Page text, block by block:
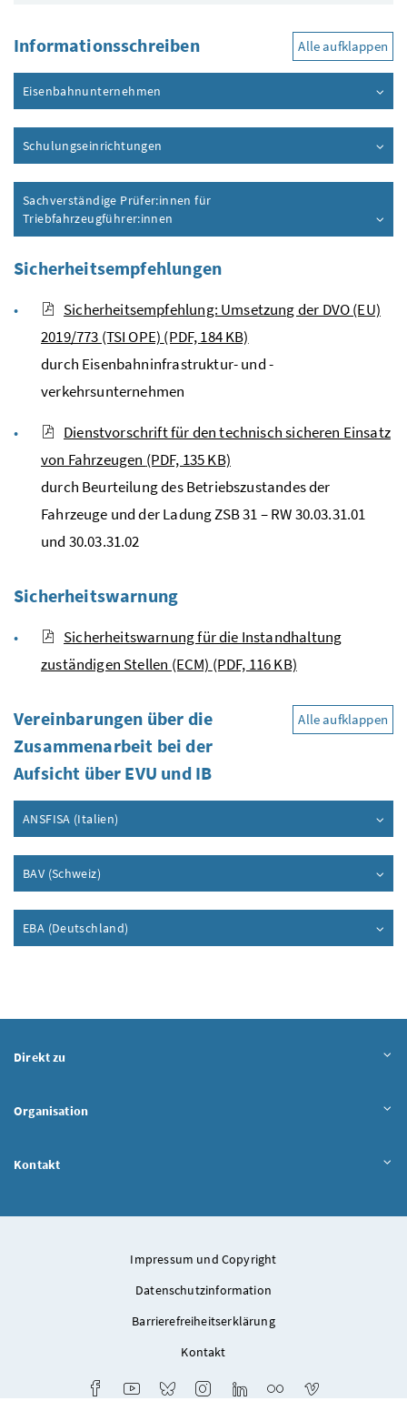
Informationsschreiben Alle aufklappen
Eisenbahnunternehmen
Schulungseinrichtungen
Sachverständige Prüfer:innen für
Triebfahrzeugführer:innen
Sicherheitsempfehlungen
Sicherheitsempfehlung: Umsetzung der DVO (EU)
2019/773 (TSI OPE) (PDF, 184 KB)
durch Eisenbahninfrastruktur- und -
verkehrsunternehmen
Dienstvorschrift für den technisch sicheren Einsatz
von Fahrzeugen (PDF, 135 KB)
durch Beurteilung des Betriebszustandes der
Fahrzeuge und der Ladung ZSB 31 – RW 30.03.31.01
und 30.03.31.02
Sicherheitswarnung
Sicherheitswarnung für die Instandhaltung
zuständigen Stellen (ECM) (PDF, 116 KB)
Vereinbarungen über die
Zusammenarbeit bei der
Aufsicht über EVU und IB
Alle aufklappen
ANSFISA (Italien)
BAV (Schweiz)
EBA (Deutschland)
Direkt zu
Organisation
Kontakt
Impressum und Copyright
Datenschutzinformation
Barrierefreiheitserklärung
Kontakt
FacebookYoutube Bluesky InstagramLinkedIn Flickr